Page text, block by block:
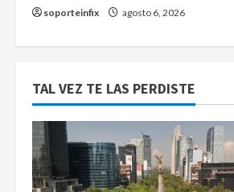
soporteinfix agosto 6, 2026
TAL VEZ TE LAS PERDISTE